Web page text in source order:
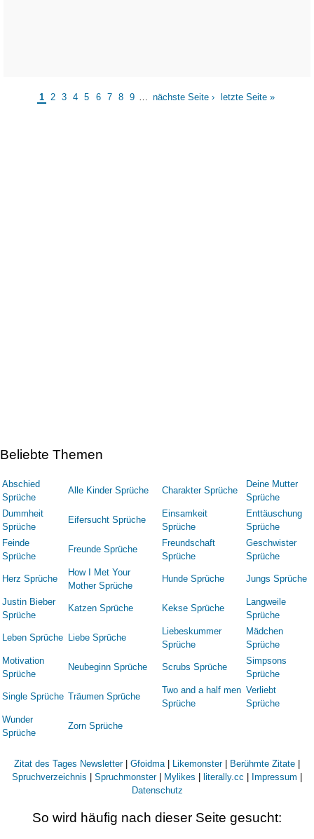
1 2 3 4 5 6 7 8 9 … nächste Seite › letzte Seite »
Beliebte Themen
Abschied
Sprüche
Alle Kinder Sprüche Charakter Sprüche
Deine Mutter
Sprüche
Dummheit
Sprüche
Eifersucht Sprüche
Einsamkeit
Sprüche
Enttäuschung
Sprüche
Feinde
Sprüche
Freunde Sprüche
Freundschaft
Sprüche
Geschwister
Sprüche
Herz Sprüche
How I Met Your
Mother Sprüche
Hunde Sprüche Jungs Sprüche
Justin Bieber
Sprüche
Katzen Sprüche Kekse Sprüche
Langweile
Sprüche
Leben Sprüche Liebe Sprüche
Liebeskummer
Sprüche
Mädchen
Sprüche
Motivation
Sprüche
Neubeginn Sprüche Scrubs Sprüche
Simpsons
Sprüche
Single Sprüche Träumen Sprüche
Two and a half men
Sprüche
Verliebt
Sprüche
Wunder
Sprüche
Zorn Sprüche
Zitat des Tages Newsletter| Gfoidma| Likemonster| Berühmte Zitate
Spruchverzeichnis
Spruchmonster| Mylikes literally.cc Impressum
Datenschutz
So wird häufig nach dieser Seite gesucht: